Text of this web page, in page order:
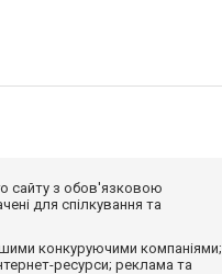
сайту з обов'язковою
для спілкування та
конкуруючими компаніями;
ресурси; реклама та